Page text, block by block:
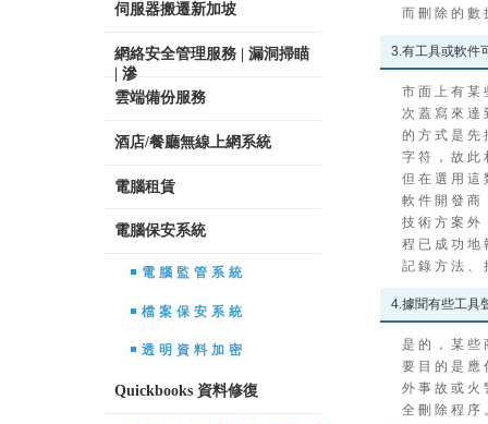
伺服器搬遷新加坡
網絡安全管理服務 | 漏洞掃瞄
| 滲
雲端備份服務
酒店/餐廳無線上網系統
電腦租賃
電腦保安系統
電腦監管系統
檔案保安系統
透明資料加密
Quickbooks 資料修復
而 刪 除 的 數
3.有工具或軟件
市 面 上 有 某
次 蓋 寫 來 達
的 方 式 是 先
字 符 ， 故 此
但 在 選 用 這
軟 件 開 發 商
技 術 方 案 外
程 已 成 功 地
記 錄 方 法 、
4.據聞有些工具
是 的 ， 某 些
要 目 的 是 應
外 事 故 或 火
全 刪 除 程 序